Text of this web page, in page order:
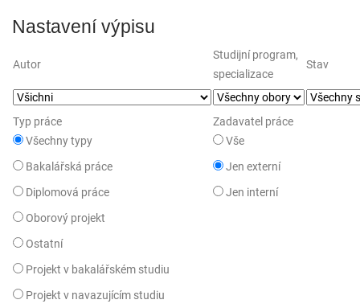
Nastavení výpisu
Autor
Studijní program,
specializace
Stav
Typ práce
Všechny typy
Bakalářská práce
Diplomová práce
Oborový projekt
Ostatní
Projekt v bakalářském studiu
Projekt v navazujícím studiu
Zadavatel práce
Vše
Jen externí
Jen interní